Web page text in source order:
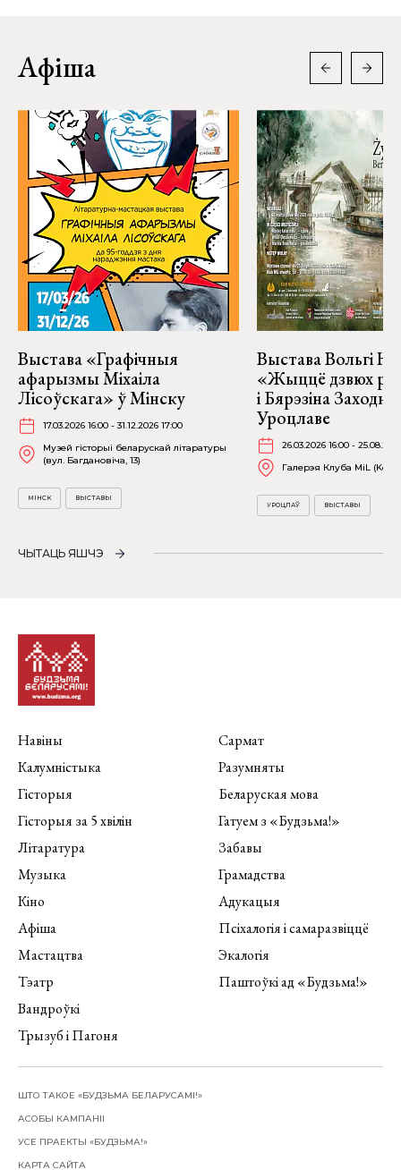
Афіша
Выстава «Графічныя
афарызмы Міхаіла
Лісоўскага» ў Мінску
17.03.2026 16:00 - 31.12.2026 17:00
Музей гісторыі беларускай літаратуры
(вул. Багдановіча, 13)
МІНСК ВЫСТАВЫ
Выстава Вольгі
«Жыццё дзвюх
і Бярэзіна
Уроцлаве
26.03.2026 16:00 -
Галерэя Клуба MiL
УРОЦЛАЎ ВЫСТАВЫ
ЧЫТАЦЬ ЯШЧЭ
Навіны
Калумністыка
Гісторыя
Гісторыя за 5 хвілін
Літаратура
Музыка
Кіно
Афіша
Мастацтва
Тэатр
Вандроўкі
Трызуб і Пагоня
Сармат
Разумняты
Беларуская мова
Гатуем з «Будзьма!»
Забавы
Грамадства
Адукацыя
Псіхалогія і самаразвіццё
Экалогія
Паштоўкі ад «Будзьма!»
ШТО ТАКОЕ «БУДЗЬМА БЕЛАРУСАМІ!»
АСОБЫ КАМПАНІІ
УСЕ ПРАЕКТЫ «БУДЗЬМА!»
КАРТА САЙТА